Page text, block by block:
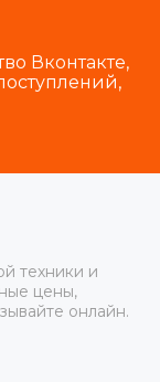
Вконтакте,
техники и
цены,
онлайн.